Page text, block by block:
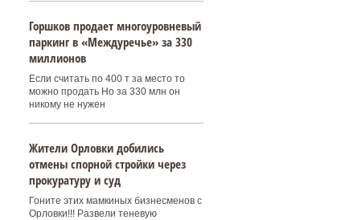
Горшков продает многоуровневый
паркинг в «Междуречье» за 330
миллионов
Если считать по 400 т за место то
можно продать Но за 330 млн он
никому не нужен
Жители Орловки добились
отмены спорной стройки через
прокуратуру и суд
Гоните этих мамкиных бизнесменов с
Орловки!!! Развели теневую